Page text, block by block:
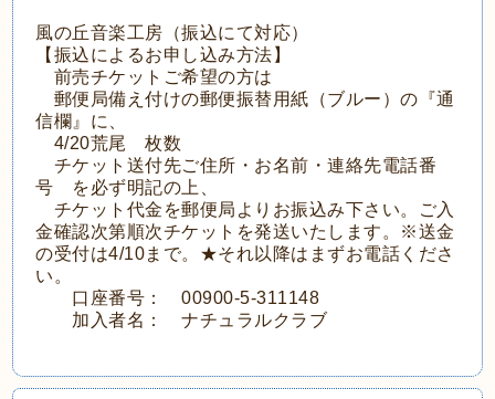
風の丘音楽工房（振込にて対応）
【振込によるお申し込み方法】
前売チケットご希望の方は
郵便局備え付けの郵便振替用紙（ブルー）の『通
信欄』に、
4/20荒尾 枚数
チケット送付先ご住所・お名前・連絡先電話番
号 を必ず明記の上、
チケット代金を郵便局よりお振込み下さい。ご入
金確認次第順次チケットを発送いたします。※送金
の受付は4/10まで。★それ以降はまずお電話くださ
い。
口座番号： 00900-5-311148
加入者名： ナチュラルクラブ